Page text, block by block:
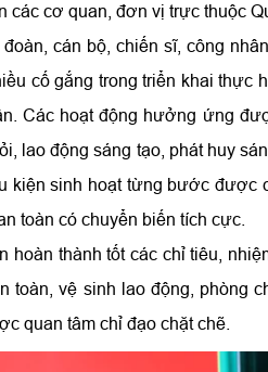
cơ quan, đơn vị trực thuộc
cán bộ, chiến sĩ, công
cố gắng trong triển khai thực
Các hoạt động hưởng ứng
lao động sáng tạo, phát huy
kiện sinh hoạt từng bước được
toàn có chuyển biến tích cực.
hoàn thành tốt các chỉ tiêu,
toàn, vệ sinh lao động, phòng
quan tâm chỉ đạo chặt chẽ.